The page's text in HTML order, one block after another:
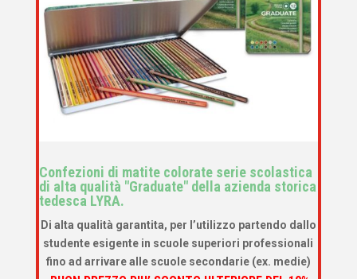
Confezioni di matite colorate serie scolastica
di alta qualità "Graduate" della azienda storica
tedesca LYRA.
Di alta qualità garantita, per l’utilizzo partendo dallo
studente esigente in scuole superiori professionali
fino ad arrivare alle scuole secondarie (ex. medie)